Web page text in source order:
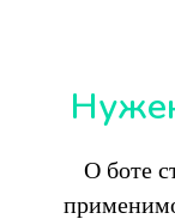
О боте